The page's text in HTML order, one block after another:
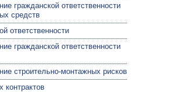
гражданской ответственности
средств
ответственности
гражданской ответственности
строительно-монтажных рисков
контрактов